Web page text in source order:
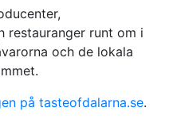
restauranger runt om i
och de lokala
på tasteofdalarna.se.